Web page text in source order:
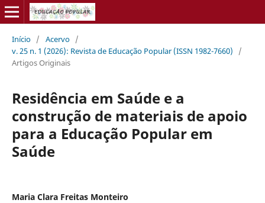
Início / Acervo /
v. 25 n. 1 (2026): Revista de Educação Popular (ISSN 1982-7660)
/
Artigos Originais
Residência em Saúde e a
construção de materiais de apoio
para a Educação Popular em
Saúde
Maria Clara Freitas Monteiro